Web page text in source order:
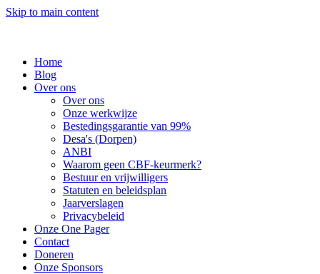
Skip to main content
Home
Blog
Over ons
Over ons
Onze werkwijze
Bestedingsgarantie van 99%
Desa's (Dorpen)
ANBI
Waarom geen CBF-keurmerk?
Bestuur en vrijwilligers
Statuten en beleidsplan
Jaarverslagen
Privacybeleid
Onze One Pager
Contact
Doneren
Onze Sponsors